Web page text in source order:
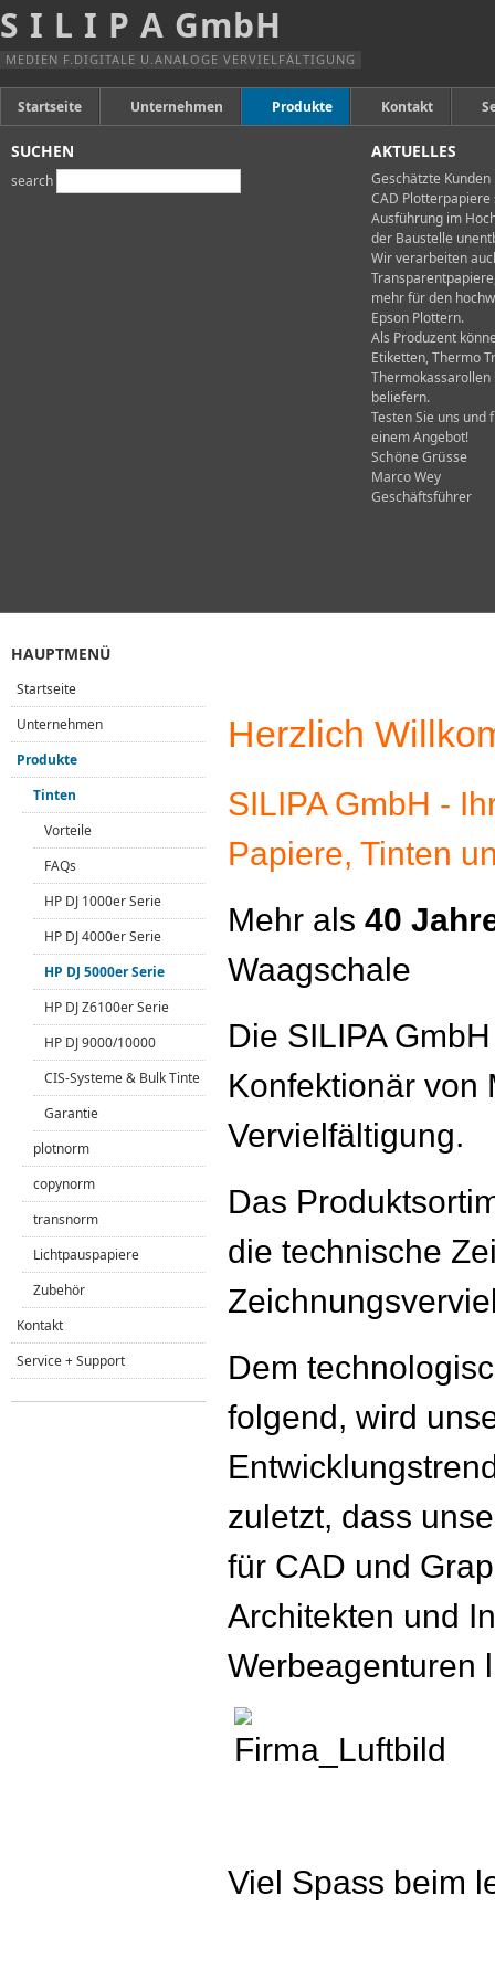
S I L I P A GmbH
MEDIEN F.DIGITALE U.ANALOGE VERVIELFÄLTIGUNG
Startseite Unternehmen
Anfahrt
Produkte
Kontakt
SUCHEN
search
AKTUELLES
Geschätzte Kunden
CAD
Ausführung im
der Baustelle
Wir verarbeiten
mehr für den
Epson Plottern.
Als Produzent
Etiketten, Thermo
Thermokassarollen
beliefern.
Testen Sie uns und
einem Angebot!
Schöne Grüsse
Marco Wey
Geschäftsführer
Herzlich
SILIPA GmbH -
Papiere, Tinten
Mehr als 40
Waagschale
Die SILIPA
Konfektionär von
Vervielfältigung.
Das
die technische
Dem
folgend, wird
zuletzt, dass
für CAD und
Architekten und
Werbeagenturen
Viel Spass beim
HAUPTMENÜ
Startseite
Unternehmen
Produkte
Tinten
Vorteile
FAQs
HP DJ 1000er Serie
HP DJ 4000er Serie
HP DJ 5000er Serie
HP DJ Z6100er Serie
HP DJ 9000/10000
CIS-Systeme & Bulk Tinte
Garantie
plotnorm
copynorm
transnorm
Lichtpauspapiere
Zubehör
Kontakt
Service + Support